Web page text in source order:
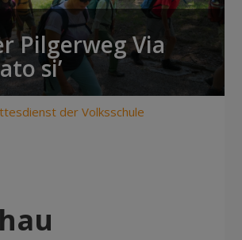
Pilgerweg Via
si’
der Volksschule